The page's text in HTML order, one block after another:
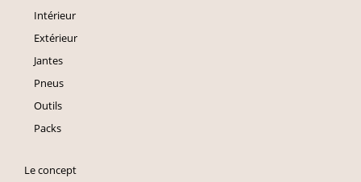
Intérieur
Extérieur
Jantes
Pneus
Outils
Packs
Le concept